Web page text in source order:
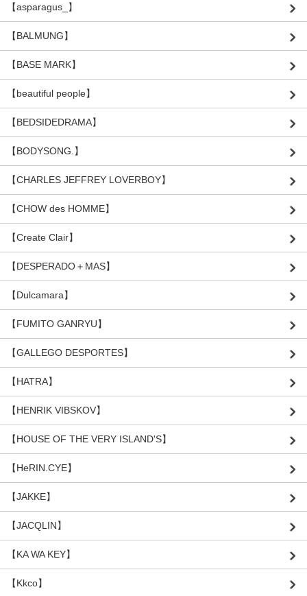
【asparagus_】
【BALMUNG】
【BASE MARK】
【beautiful people】
【BEDSIDEDRAMA】
【BODYSONG.】
【CHARLES JEFFREY LOVERBOY】
【CHOW des HOMME】
【Create Clair】
【DESPERADO＋MAS】
【Dulcamara】
【FUMITO GANRYU】
【GALLEGO DESPORTES】
【HATRA】
【HENRIK VIBSKOV】
【HOUSE OF THE VERY ISLAND'S】
【HeRIN.CYE】
【JAKKE】
【JACQLIN】
【KA WA KEY】
【Kkco】